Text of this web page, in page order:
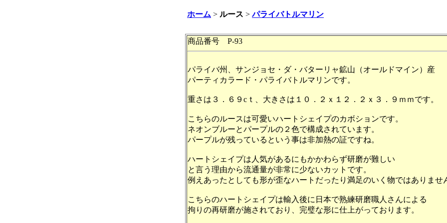
ホーム > ルース > パライバトルマリン
商品番号 P-93
パライバ州、サンジョセ・ダ・バターリャ鉱山（オールドマイン）産
パーティカラード・パライバトルマリンです。
重さは３．６９cｔ、大きさは１０．２ｘ１２．２ｘ３．９ｍｍです。
こちらのルースは可愛いハートシェイプのカボションです。
ネオンブルーとパープルの２色で構成されています。
パープルが残っているという事は非加熱の証ですね。
ハートシェイプは人気があるにもかかわらず研磨が難しい
と言う理由から流通量が非常に少ないカットです。
例えあったとしても形が歪なハートだったり満足のいく物ではありませ
こちらのハートシェイプは輸入後に日本で熟練研磨職人さんによる
拘りの再研磨が施されており、完璧な形に仕上がっております。